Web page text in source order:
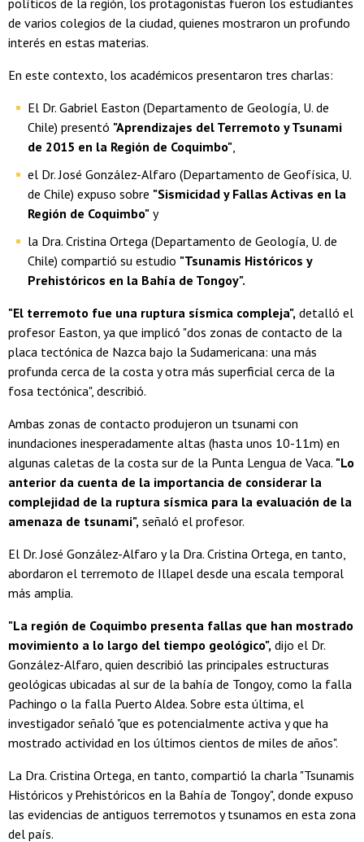
políticos de la región, los protagonistas fueron los estudiantes
de varios colegios de la ciudad, quienes mostraron un profundo
interés en estas materias.
En este contexto, los académicos presentaron tres charlas:
El Dr. Gabriel Easton (Departamento de Geología, U. de
Chile) presentó "Aprendizajes del Terremoto y Tsunami
de 2015 en la Región de Coquimbo",
el Dr. José González-Alfaro (Departamento de Geofísica, U.
de Chile) expuso sobre "Sismicidad y Fallas Activas en la
Región de Coquimbo" y
la Dra. Cristina Ortega (Departamento de Geología, U. de
Chile) compartió su estudio "Tsunamis Históricos y
Prehistóricos en la Bahía de Tongoy".
"El terremoto fue una ruptura sísmica compleja", detalló el
profesor Easton, ya que implicó "dos zonas de contacto de la
placa tectónica de Nazca bajo la Sudamericana: una más
profunda cerca de la costa y otra más superficial cerca de la
fosa tectónica", describió.
Ambas zonas de contacto produjeron un tsunami con
inundaciones inesperadamente altas (hasta unos 10-11m) en
algunas caletas de la costa sur de la Punta Lengua de Vaca. "Lo
anterior da cuenta de la importancia de considerar la
complejidad de la ruptura sísmica para la evaluación de la
amenaza de tsunami", señaló el profesor.
El Dr. José González-Alfaro y la Dra. Cristina Ortega, en tanto,
abordaron el terremoto de Illapel desde una escala temporal
más amplia.
"La región de Coquimbo presenta fallas que han mostrado
movimiento a lo largo del tiempo geológico", dijo el Dr.
González-Alfaro, quien describió las principales estructuras
geológicas ubicadas al sur de la bahía de Tongoy, como la falla
Pachingo o la falla Puerto Aldea. Sobre esta última, el
investigador señaló "que es potencialmente activa y que ha
mostrado actividad en los últimos cientos de miles de años".
La Dra. Cristina Ortega, en tanto, compartió la charla "Tsunamis
Históricos y Prehistóricos en la Bahía de Tongoy", donde expuso
las evidencias de antiguos terremotos y tsunamos en esta zona
del país.